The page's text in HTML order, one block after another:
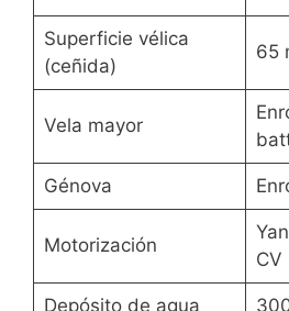
Superficie vélica
(ceñida)
65
Vela mayor
Génova
Motorización
CV
Depósito de agua